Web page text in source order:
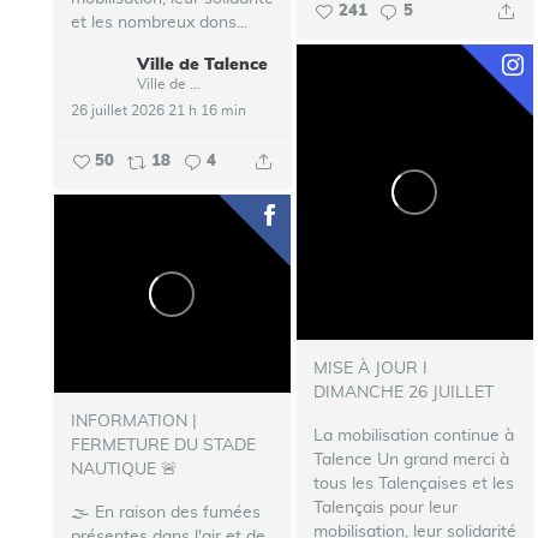
241 5
et les nombreux dons...
Ville de Talence
26 juillet 2026 21 h 16 min
50 18 4
MISE À JOUR I
DIMANCHE 26 JUILLET
La mobilisation continue à
Talence Un grand merci à
tous les Talençaises et les
Talençais pour leur
mobilisation, leur solidarité
INFORMATION |
FERMETURE DU STADE
NAUTIQUE 🚨
🌫️ En raison des fumées